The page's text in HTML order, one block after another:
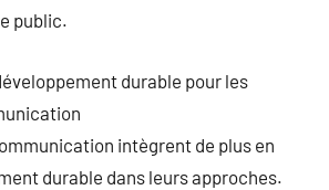
public.
durable pour les
intègrent de plus en
durable dans leurs approches.